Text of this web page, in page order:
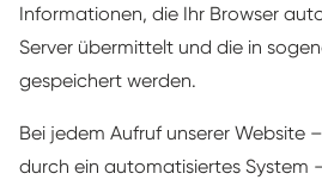
Informationen, die Ihr Browser
Server übermittelt und die in
gespeichert werden.
Bei jedem Aufruf unserer Website
durch ein automatisiertes System